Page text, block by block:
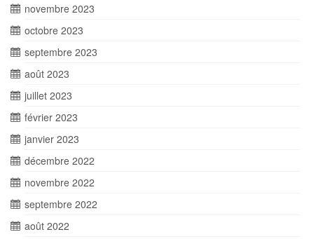
novembre 2023
octobre 2023
septembre 2023
août 2023
juillet 2023
février 2023
janvier 2023
décembre 2022
novembre 2022
septembre 2022
août 2022